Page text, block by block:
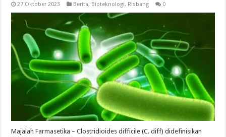
27 Oktober 2023 Berita, Bioteknologi, Risbang 0
Majalah Farmasetika – Clostridioides difficile (C. diff) didefinisikan